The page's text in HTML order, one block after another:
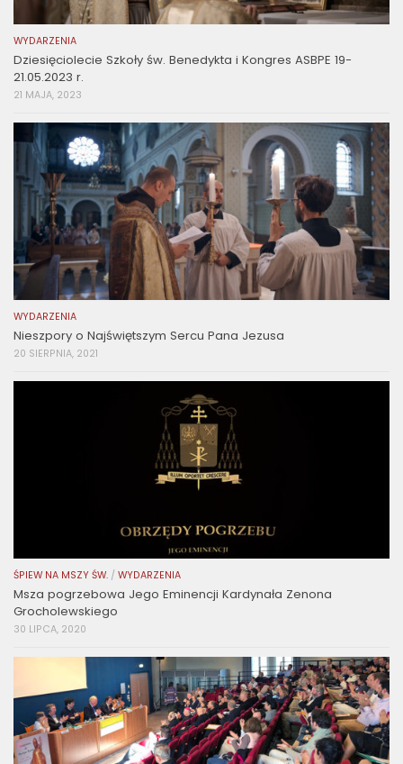
WYDARZENIA
Dziesięciolecie Szkoły św. Benedykta i Kongres ASBPE 19-
21.05.2023 r.
21 MAJA, 2023
WYDARZENIA
Nieszpory o Najświętszym Sercu Pana Jezusa
20 SIERPNIA, 2021
ŚPIEW NA MSZY ŚW. / WYDARZENIA
Msza pogrzebowa Jego Eminencji Kardynała Zenona
Grocholewskiego
30 LIPCA, 2020